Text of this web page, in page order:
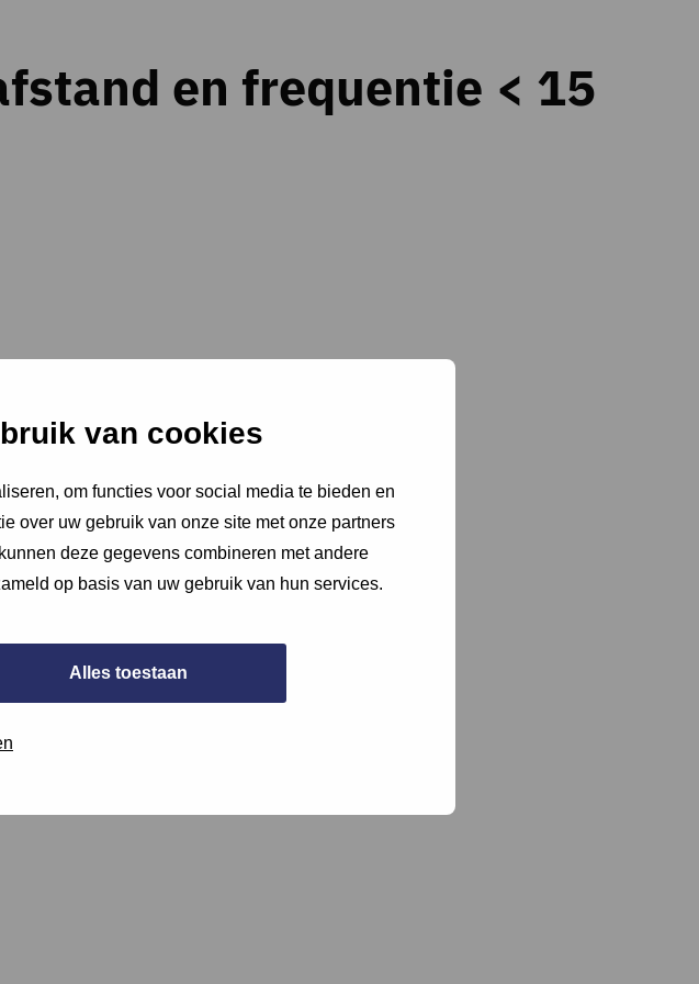
van cookies
om functies voor social media te bieden en
over uw gebruik van onze site met onze partners
deze gegevens combineren met andere
op basis van uw gebruik van hun services.
Alles toestaan
en frequentie < 15
of verwijs hiernaar.